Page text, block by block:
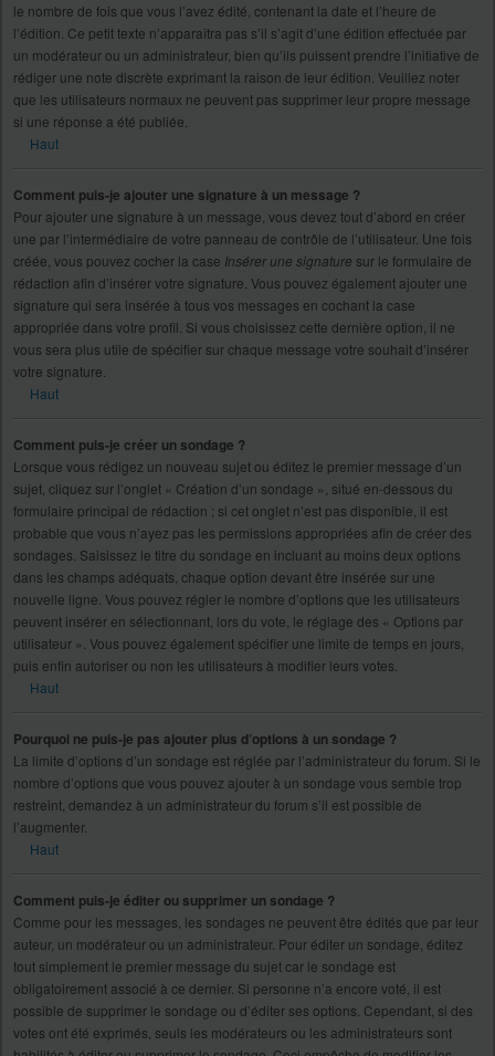
le nombre de fois que vous l’avez édité, contenant la date et l’heure de
l’édition. Ce petit texte n’apparaîtra pas s’il s’agit d’une édition effectuée par
un modérateur ou un administrateur, bien qu’ils puissent prendre l’initiative de
rédiger une note discrète exprimant la raison de leur édition. Veuillez noter
que les utilisateurs normaux ne peuvent pas supprimer leur propre message
si une réponse a été publiée.
Haut
Comment puis-je ajouter une signature à un message ?
Pour ajouter une signature à un message, vous devez tout d’abord en créer
une par l’intermédiaire de votre panneau de contrôle de l’utilisateur. Une fois
créée, vous pouvez cocher la case Insérer une signature sur le formulaire de
rédaction afin d’insérer votre signature. Vous pouvez également ajouter une
signature qui sera insérée à tous vos messages en cochant la case
appropriée dans votre profil. Si vous choisissez cette dernière option, il ne
vous sera plus utile de spécifier sur chaque message votre souhait d’insérer
votre signature.
Haut
Comment puis-je créer un sondage ?
Lorsque vous rédigez un nouveau sujet ou éditez le premier message d’un
sujet, cliquez sur l’onglet « Création d’un sondage », situé en-dessous du
formulaire principal de rédaction ; si cet onglet n’est pas disponible, il est
probable que vous n’ayez pas les permissions appropriées afin de créer des
sondages. Saisissez le titre du sondage en incluant au moins deux options
dans les champs adéquats, chaque option devant être insérée sur une
nouvelle ligne. Vous pouvez régler le nombre d’options que les utilisateurs
peuvent insérer en sélectionnant, lors du vote, le réglage des « Options par
utilisateur ». Vous pouvez également spécifier une limite de temps en jours,
puis enfin autoriser ou non les utilisateurs à modifier leurs votes.
Haut
Pourquoi ne puis-je pas ajouter plus d’options à un sondage ?
La limite d’options d’un sondage est réglée par l’administrateur du forum. Si le
nombre d’options que vous pouvez ajouter à un sondage vous semble trop
restreint, demandez à un administrateur du forum s’il est possible de
l’augmenter.
Haut
Comment puis-je éditer ou supprimer un sondage ?
Comme pour les messages, les sondages ne peuvent être édités que par leur
auteur, un modérateur ou un administrateur. Pour éditer un sondage, éditez
tout simplement le premier message du sujet car le sondage est
obligatoirement associé à ce dernier. Si personne n’a encore voté, il est
possible de supprimer le sondage ou d’éditer ses options. Cependant, si des
votes ont été exprimés, seuls les modérateurs ou les administrateurs sont